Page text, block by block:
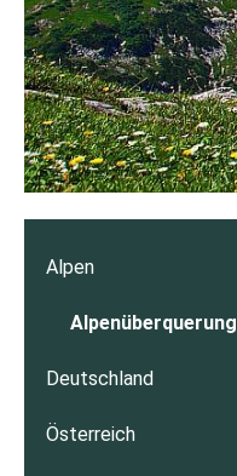
Alpen
Alpenüberquerung
Deutschland
Österreich